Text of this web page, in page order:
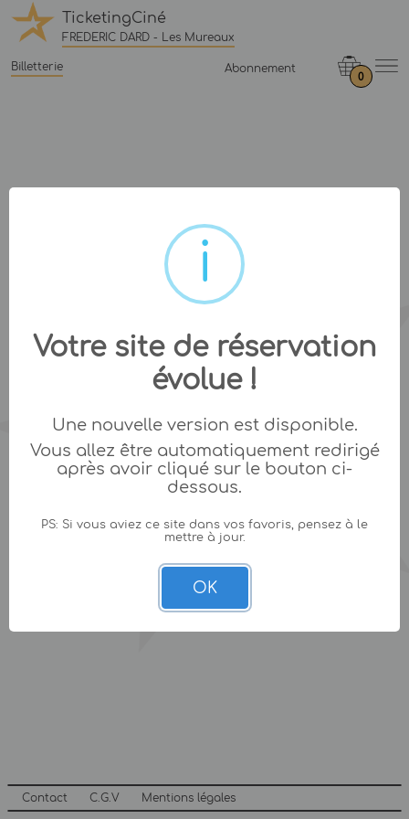
TicketingCiné
FREDERIC DARD - Les Mureaux
Billetterie Abonnement
0
Contact C.G.V Mentions légales
Votre site de réservation
évolue !
Une nouvelle version est disponible.
Vous allez être automatiquement redirigé
après avoir cliqué sur le bouton ci-
dessous.
PS: Si vous aviez ce site dans vos favoris, pensez à le
mettre à jour.
OK